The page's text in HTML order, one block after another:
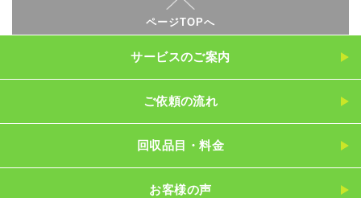
ページTOPへ
サービスのご案内
ご依頼の流れ
回収品目・料金
お客様の声